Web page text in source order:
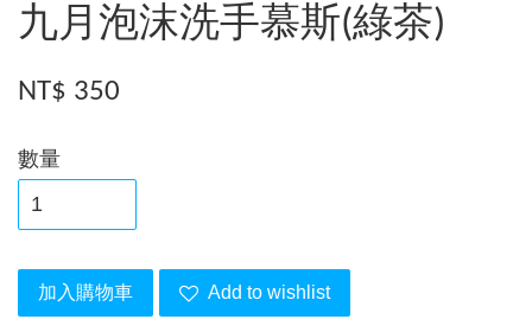
九月泡沫洗手慕斯(綠茶)
NT$ 350
數量
加入購物車 Add to wishlist